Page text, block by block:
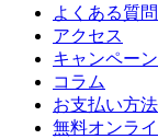
よくある質問
アクセス
キャンペー
コラム
お支払い方
無料オンラ